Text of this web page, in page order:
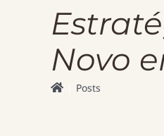
Novo
Posts